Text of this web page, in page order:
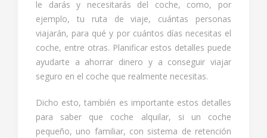
le darás y necesitarás del coche, como, por
ejemplo, tu ruta de viaje, cuántas personas
viajarán, para qué y por cuántos días necesitas el
coche, entre otras. Planificar estos detalles puede
ayudarte a ahorrar dinero y a conseguir viajar
seguro en el coche que realmente necesitas.
Dicho esto, también es importante estos detalles
para saber que coche alquilar, si un coche
pequeño, uno familiar, con sistema de retención